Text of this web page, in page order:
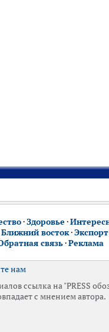
·Здоровье ·
Ближний восток·
связь·Реклама
нам
ссылка на "PRESS
с мнением автора.